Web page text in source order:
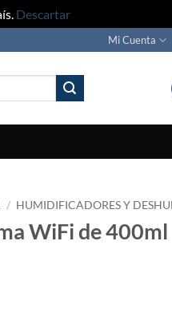
Descartar
Mi Cuenta
/ HUMIDIFICADORES Y
WiFi de 400ml